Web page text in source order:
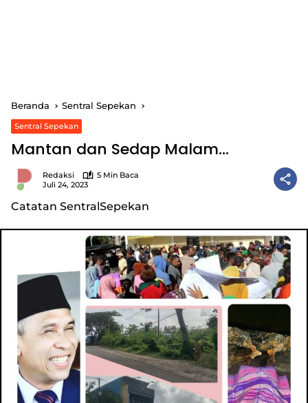
Beranda Sentral Sepekan
Sentral Sepekan
Mantan dan Sedap Malam…
Redaksi
5 Min Baca
Juli 24, 2023
Catatan SentralSepekan